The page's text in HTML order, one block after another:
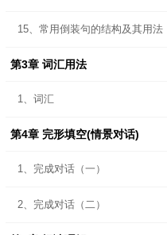
15、常用倒装句的结构及其用法
第3章 词汇用法
1、词汇
第4章 完形填空(情景对话)
1、完成对话（一）
2、完成对话（二）